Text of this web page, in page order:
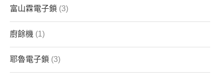
富山霖電子鎖 (3)
廚餘機 (1)
耶魯電子鎖 (3)